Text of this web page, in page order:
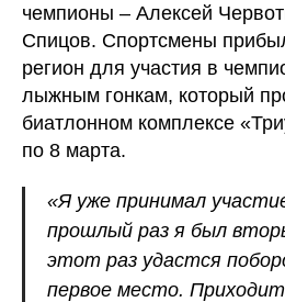
чемпионы – Алексей
Спицов. Спортсмены
регион для участия в
лыжным гонкам, который
биатлонном комплексе
по 8 марта.
«Я уже принимал
прошлый раз я был
этот раз удастся
первое место.